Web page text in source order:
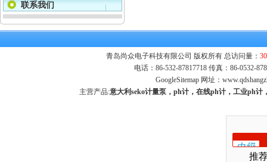
联系我们
青岛尚众电子科技有限公司 版权所有 总访问量：
电话：86-532-87817718 传真：86-0532-
GoogleSitemap网址：
主营产品:意大利seko计量泵，ph计，在线ph计，工业ph
推